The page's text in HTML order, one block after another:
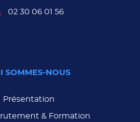
02 30 06 01 56
SOMMES-NOUS
Présentation
& Formation